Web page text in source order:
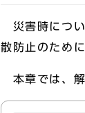
災害時につい
散防止のため
本章では、解